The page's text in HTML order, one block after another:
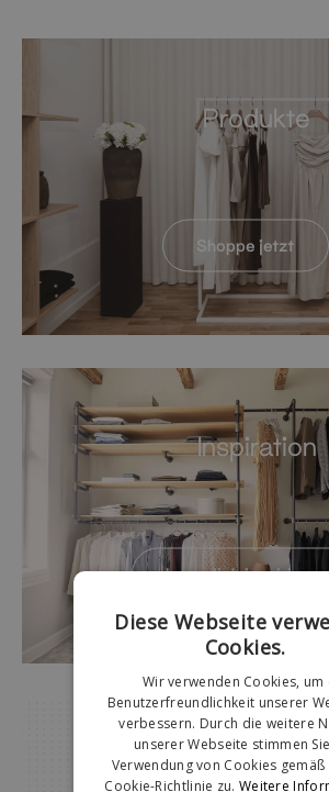
Produkte
—
Shoppe jetzt
Inspiration
—
Lass dich inspirieren
Diese Webseite
Cookies.
Wir verwenden Cookies, um
Benutzerfreundlichkeit unserer
verbessern. Durch die weitere
unserer Webseite stimmen
Verwendung von Cookies
Cookie-Richtlinie zu.Weitere